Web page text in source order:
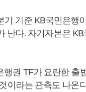
기준 KB국민은행
난다. 자기자본은 KB
권 TF가 요란한 출
이라는 관측도 나온